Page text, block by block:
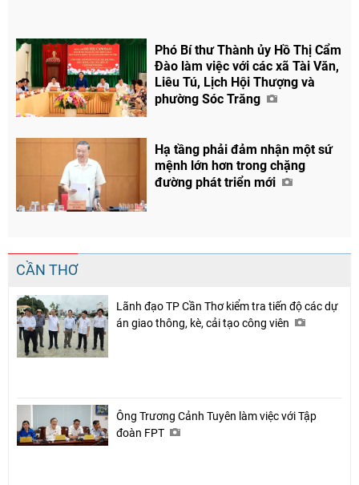
Phó Bí thư Thành ủy Hồ Thị Cẩm
Đào làm việc với các xã Tài Văn,
Liêu Tú, Lịch Hội Thượng và
phường Sóc Trăng
Hạ tầng phải đảm nhận một sứ
mệnh lớn hơn trong chặng
đường phát triển mới
CẦN THƠ
Lãnh đạo TP Cần Thơ kiểm tra tiến độ các dự
án giao thông, kè, cải tạo công viên
Ông Trương Cảnh Tuyên làm việc với Tập
đoàn FPT